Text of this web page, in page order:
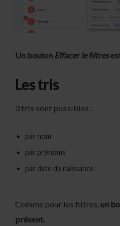
Un bouton Effacer le filtres
Les tris
3 tris sont possibles :
par nom
par prénoms
par date de naissance
Comme pour les filtres, un
présent.